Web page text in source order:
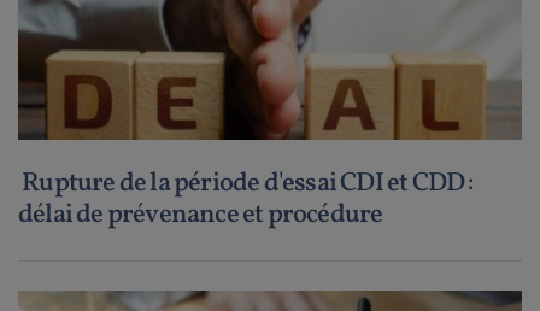
Rupture de la période d'essai CDI et CDD :
délai de prévenance et procédure